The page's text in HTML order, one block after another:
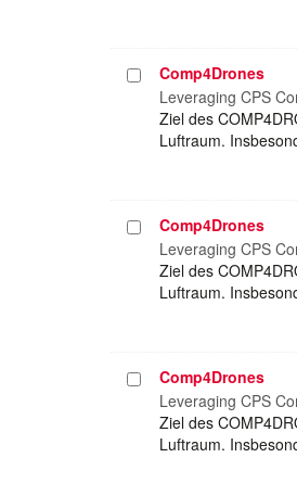
Projekt
auswählen
Comp4Drones
Leveraging CPS
Ziel des
Luftraum.
Projekt
auswählen
Comp4Drones
Leveraging CPS
Ziel des
Luftraum.
Projekt
auswählen
Comp4Drones
Leveraging CPS
Ziel des
Luftraum.